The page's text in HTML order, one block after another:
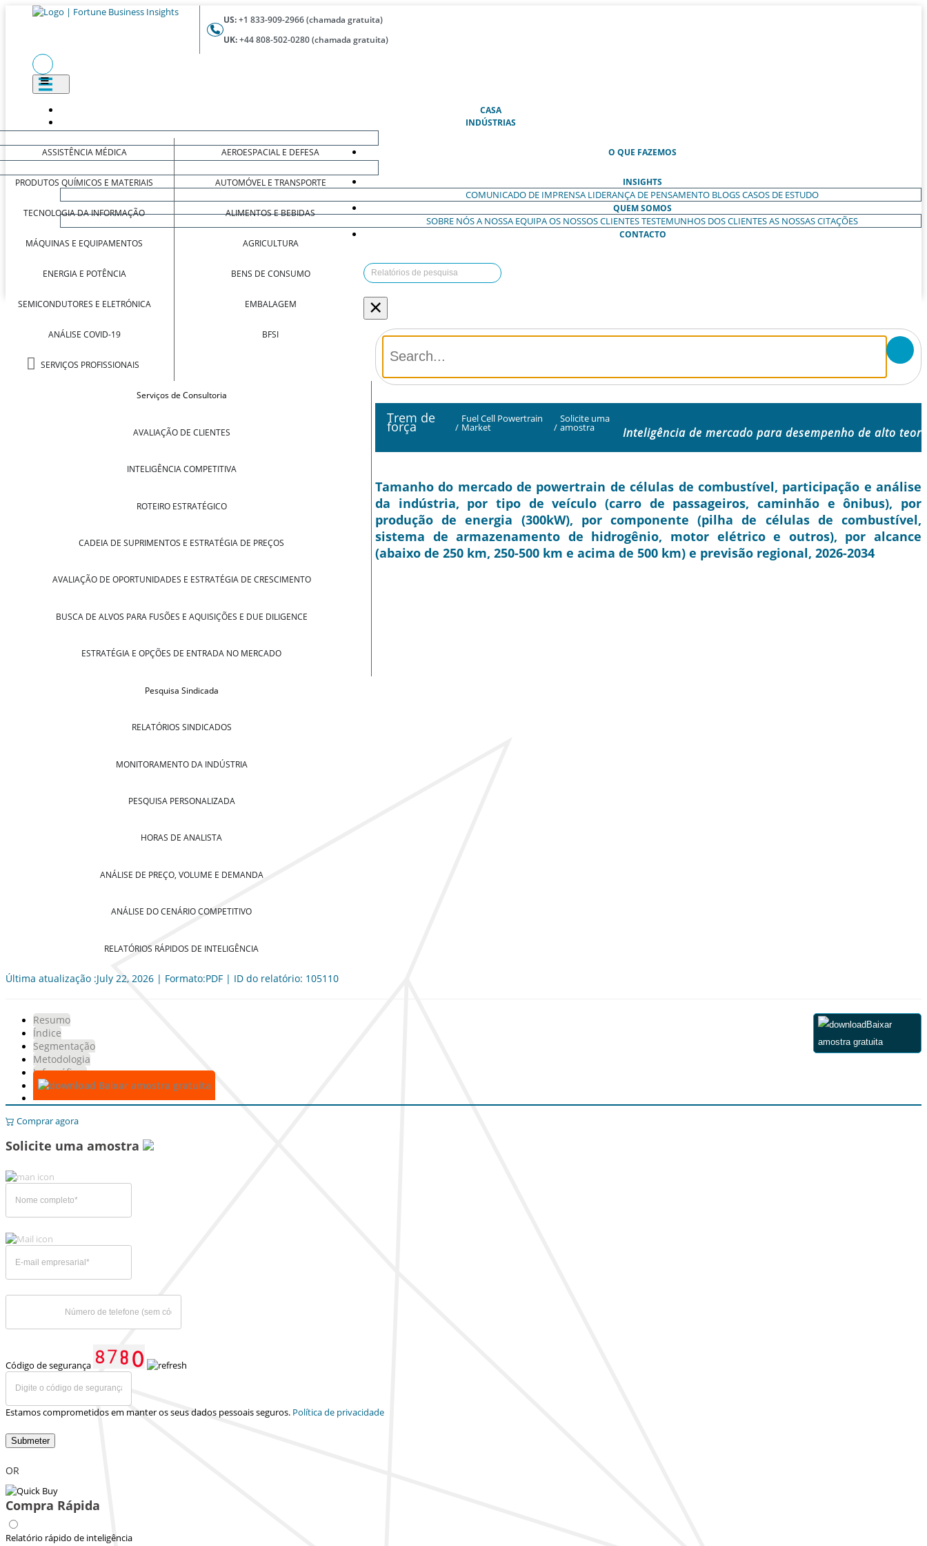
US:+1 833-909-2966 (chamada gratuita)
UK:+44 808-502-0280 (chamada gratuita)
CASA(ATUAL)
INDÚSTRIAS
ASSISTÊNCIA MÉDICA
PRODUTOS QUÍMICOS E MATERIAIS
TECNOLOGIA DA INFORMAÇÃO
MÁQUINAS E EQUIPAMENTOS
ENERGIA E POTÊNCIA
SEMICONDUTORES E ELETRÓNICA
ANÁLISE COVID-19
SERVIÇOS PROFISSIONAIS
AEROESPACIAL E DEFESA
AUTOMÓVEL E TRANSPORTE
ALIMENTOS E BEBIDAS
AGRICULTURA
BENS DE CONSUMO
EMBALAGEM
BFSI
O QUE FAZEMOS
Serviços de Consultoria
AVALIAÇÃO DE CLIENTES
INTELIGÊNCIA COMPETITIVA
ROTEIRO ESTRATÉGICO
CADEIA DE SUPRIMENTOS E ESTRATÉGIA DE PREÇOS
AVALIAÇÃO DE OPORTUNIDADES E ESTRATÉGIA DE CRESCIMENTO
BUSCA DE ALVOS PARA FUSÕES E AQUISIÇÕES E DUE DILIGENCE
ESTRATÉGIA E OPÇÕES DE ENTRADA NO MERCADO
Pesquisa Sindicada
RELATÓRIOS SINDICADOS
MONITORAMENTO DA INDÚSTRIA
PESQUISA PERSONALIZADA
HORAS DE ANALISTA
ANÁLISE DE PREÇO, VOLUME E DEMANDA
ANÁLISE DO CENÁRIO COMPETITIVO
RELATÓRIOS RÁPIDOS DE INTELIGÊNCIA
INSIGHTS
COMUNICADO DE IMPRENSA LIDERANÇA DE PENSAMENTO BLOGSCASOS DE ESTUDO
QUEM SOMOS
SOBRE NÓSA NOSSA EQUIPAOS NOSSOS CLIENTESTESTEMUNHOS DOS CLIENTESAS NOSSAS CITAÇÕES
CONTACTO
×
Trem de
força /
Fuel Cell Powertrain
Market /
Solicite uma
amostra Inteligência de mercado para desempenho de alto teor
Tamanho do mercado de powertrain de células de combustível, participação e análise
da indústria, por tipo de veículo (carro de passageiros, caminhão e ônibus), por
produção de energia (300kW), por componente (pilha de células de combustível,
sistema de armazenamento de hidrogênio, motor elétrico e outros), por alcance
(abaixo de 250 km, 250-500 km e acima de 500 km) e previsão regional, 2026-2034
Última atualização :July 22, 2026 | Formato:PDF | ID do relatório: 105110
Resumo
Índice
Segmentação
Metodologia
Infográficos
Baixar amostra gratuita
Baixar
amostra gratuita
Comprar agora
Solicite uma amostra
Código de segurança
Estamos comprometidos em manter os seus dados pessoais seguros. Política de privacidade
Submeter
OR
Compra Rápida
Relatório rápido de inteligência